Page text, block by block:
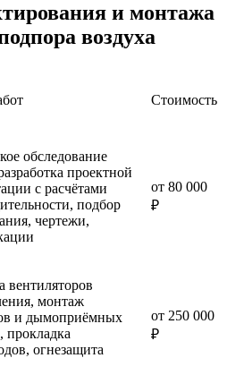
и монтажа
воздуха
Стоимость
обследование
проектной
с расчётами
подбор
чертежи,
от 80 000
₽
вентиляторов
монтаж
и дымоприёмных
прокладка
огнезащита
от 250 000
₽